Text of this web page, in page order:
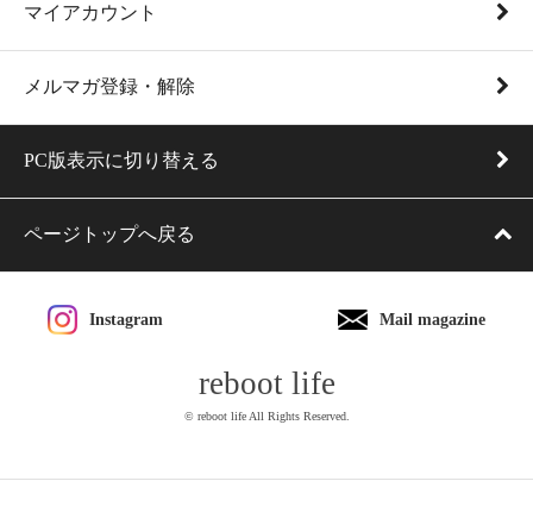
マイアカウント
メルマガ登録・解除
PC版表示に切り替える
ページトップへ戻る
Instagram Mail magazine
reboot life
© reboot life All Rights Reserved.